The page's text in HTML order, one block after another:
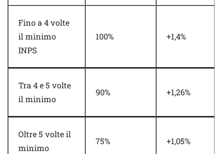
Fino a 4 volte
il minimo
INPS
100% +1,4%
Tra 4 e 5 volte
il minimo
90% +1,26%
Oltre 5 volte il
minimo
75% +1,05%